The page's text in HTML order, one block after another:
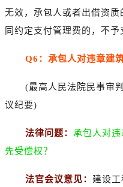
无效，承包人或者出借资
同约定支付管理费的，不予
Q6：承包人对违章建
(最高人民法院民事审
议纪要)
法律问题： 承包人对
先受偿权？
法官会议意见： 建设